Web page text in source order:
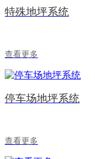
特殊地坪系统
查看更多
停车场地坪系统
查看更多